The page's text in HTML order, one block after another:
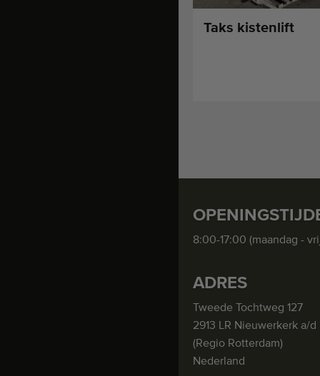
Taks kistenlift
8:00-17:00 (maandag -
ADRES
Tweede Tochtweg 127
2913 LR Nieuwerkerk a/d
(Regio Rotterdam)
Nederland